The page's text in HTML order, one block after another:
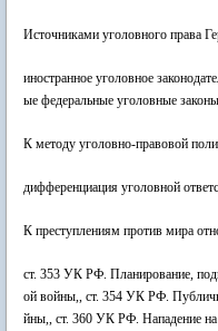
Источниками уголовного права
иностранное уголовное
ые федеральные уголовные
К методу уголовно-правовой
дифференциация уголовной
К преступлениям против мира
ст. 353 УК РФ. Планирование,
ой войны,, ст. 354 УК РФ.
йны,, ст. 360 УК РФ. Нападение